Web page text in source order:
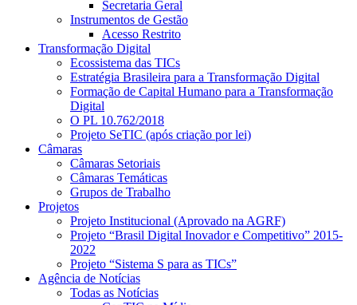
Secretaria Geral
Instrumentos de Gestão
Acesso Restrito
Transformação Digital
Ecossistema das TICs
Estratégia Brasileira para a Transformação Digital
Formação de Capital Humano para a Transformação
Digital
O PL 10.762/2018
Projeto SeTIC (após criação por lei)
Câmaras
Câmaras Setoriais
Câmaras Temáticas
Grupos de Trabalho
Projetos
Projeto Institucional (Aprovado na AGRF)
Projeto “Brasil Digital Inovador e Competitivo” 2015-
2022
Projeto “Sistema S para as TICs”
Agência de Notícias
Todas as Notícias